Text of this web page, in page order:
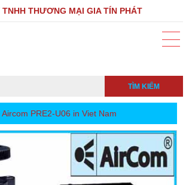
TNHH THƯƠNG MẠI GIA TÍN PHÁT
TÌM KIẾM
Aircom PRE2-U06 in Viet Nam